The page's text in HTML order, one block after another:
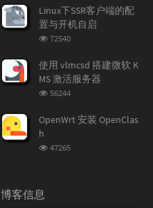
次
数:
Linux下SSR客户端的配
置与开机自启
浏
次
数:
72540
使用 vlmcsd 搭建微软 K
MS 激活服务器
浏
次
56244
OpenWrt 安装 OpenClas
h
浏
47265
博客信息